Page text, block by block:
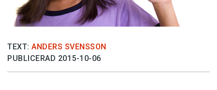
Anmäl till språkpolisen
Föreslå nyord
Annonsera
TEXT: ANDERS SVENSSON
PUBLICERAD 2015-10-06